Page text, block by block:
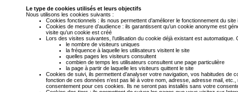
Le type de cookies utilisés et leurs objectifs
Nous utilisons les cookies suivants :
Cookies fonctionnels : ils nous permettent d’améliorer le fonctionnement du
Cookies de mesure d’audience : ils garantissent qu’un cookie anonyme est
visite qu’un cookie est créé
Lors des visites suivantes, l’utilisation du cookie déjà existant est
le nombre de visiteurs uniques
la fréquence à laquelle les utilisateurs visitent le site
quelles pages les visiteurs consultent
combien de temps les utilisateurs consultent une page particulière
la page à partir de laquelle les visiteurs quittent le site
Cookies de suivi, ils permettent d’analyser votre navigation, vos habitudes
fonction de ces données n’est pas lié à votre nom, adresse, adresse mail,
consentement pour ces cookies. Ils ne seront pas installés sans votre